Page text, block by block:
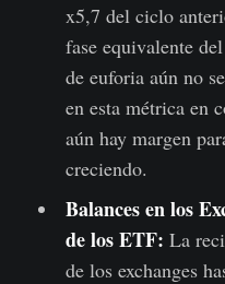
x5,7 del ciclo
fase equivalente
de euforia aún no
en esta métrica en
aún hay margen
creciendo.
Balances en los
de los ETF: La
de los exchanges